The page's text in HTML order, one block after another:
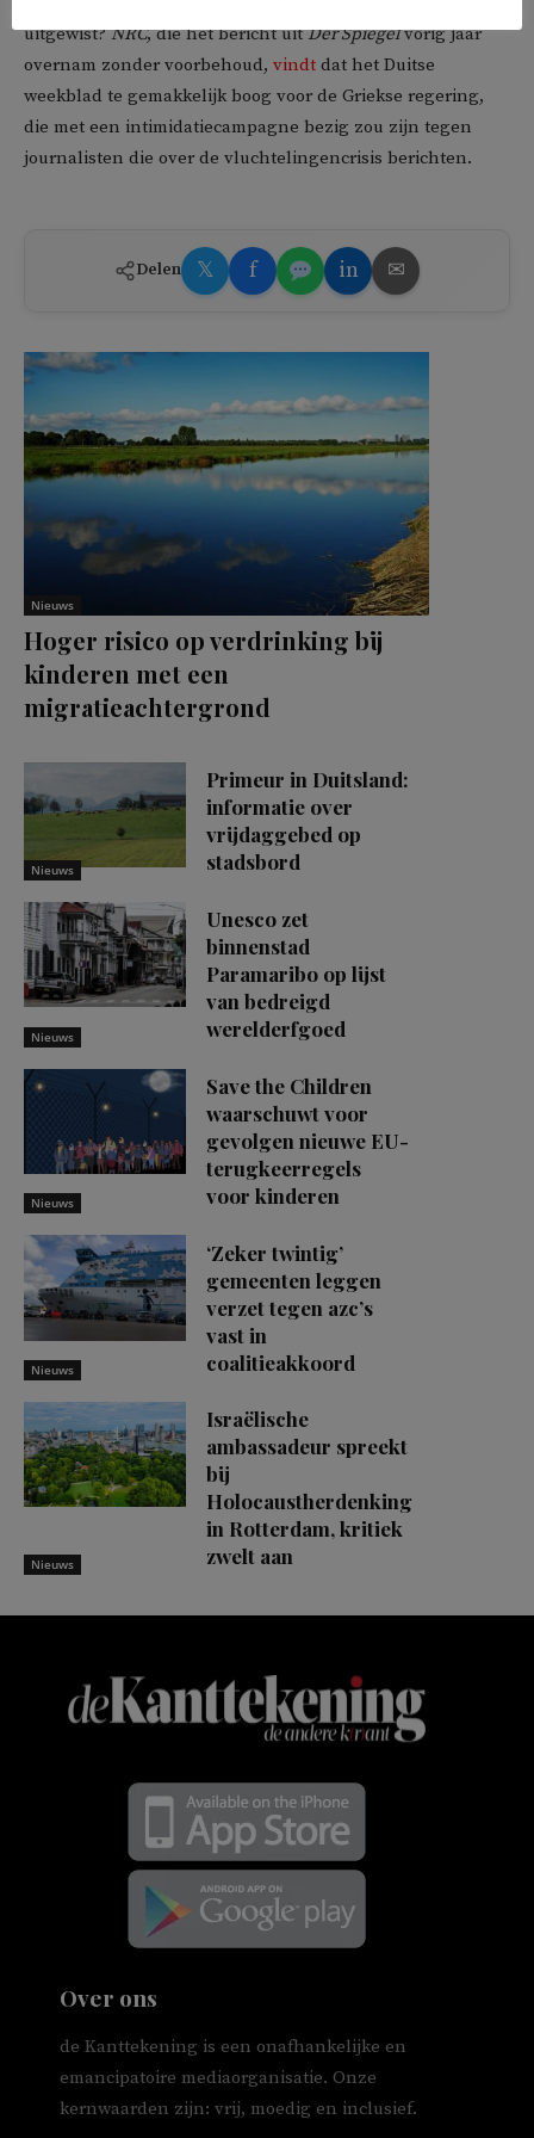
uitgewist?NRC, die het bericht uitDer Spiegelvorig jaar
overnam zonder voorbehoud, vindt dat het Duitse
weekblad te gemakkelijk boog voor de Griekse regering,
die met een intimidatiecampagne bezig zou zijn tegen
journalisten die over de vluchtelingencrisis berichten.
Delen 𝕏 f in ✉
Nieuws
Hoger risico op verdrinking bij
kinderen met een
migratieachtergrond
Nieuws
Primeur in Duitsland:
informatie over
vrijdaggebed op
stadsbord
Nieuws
Unesco zet
binnenstad
Paramaribo op lijst
van bedreigd
werelderfgoed
Nieuws
Save the Children
waarschuwt voor
gevolgen nieuwe EU-
terugkeerregels
voor kinderen
Nieuws
‘Zeker twintig’
gemeenten leggen
verzet tegen azc’s
vast in
coalitieakkoord
Nieuws
Israëlische
ambassadeur spreekt
bij
Holocaustherdenking
in Rotterdam, kritiek
zwelt aan
Over ons
de Kanttekening is een onafhankelijke en
emancipatoire mediaorganisatie. Onze
kernwaarden zijn: vrij, moedig en inclusief.